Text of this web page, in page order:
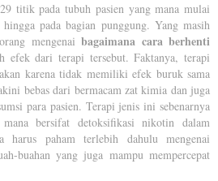
titik pada tubuh pasien yang mana mulai
pada bagian punggung. Yang masih
mengenaibagaimana cara berhenti
efek dari terapi tersebut. Faktanya, terapi
karena tidak memiliki efek buruk sama
bebas dari bermacam zat kimia dan juga
para pasien. Terapi jenis ini sebenarnya
bersifat detoksifikasi nikotin dalam
paham terlebih dahulu mengenai
buahan yang juga mampu mempercepat